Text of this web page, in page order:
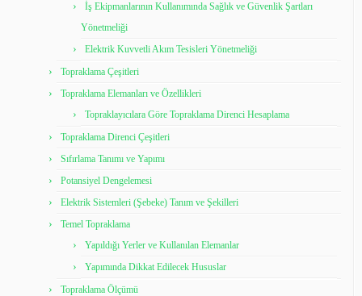
İş Ekipmanlarının Kullanımında Sağlık ve Güvenlik Şartları
Yönetmeliği
Elektrik Kuvvetli Akım Tesisleri Yönetmeliği
Topraklama Çeşitleri
Topraklama Elemanları ve Özellikleri
Topraklayıcılara Göre Topraklama Direnci Hesaplama
Topraklama Direnci Çeşitleri
Sıfırlama Tanımı ve Yapımı
Potansiyel Dengelemesi
Elektrik Sistemleri (Şebeke) Tanım ve Şekilleri
Temel Topraklama
Yapıldığı Yerler ve Kullanılan Elemanlar
Yapımında Dikkat Edilecek Hususlar
Topraklama Ölçümü